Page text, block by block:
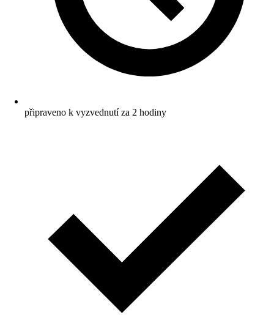
připraveno k vyzvednutí za 2 hodiny